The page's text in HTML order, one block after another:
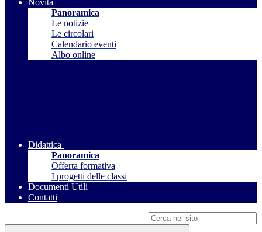
Novità
Panoramica
Le notizie
Le circolari
Calendario eventi
Albo online
Didattica
Panoramica
Offerta formativa
I progetti delle classi
Documenti Utili
Contatti